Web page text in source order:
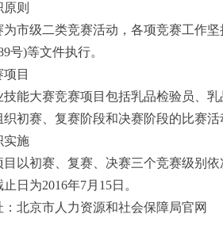
则
为市级二类竞赛活动，各项竞赛工作
号)等文件执行。
目
技能大赛竞赛项目包括乳品检验员、
初赛、复赛阶段和决赛阶段的比赛活
实施
目以初赛、复赛、决赛三个竞赛级别
日为2016年7月15日。
：北京市人力资源和社会保障局官网